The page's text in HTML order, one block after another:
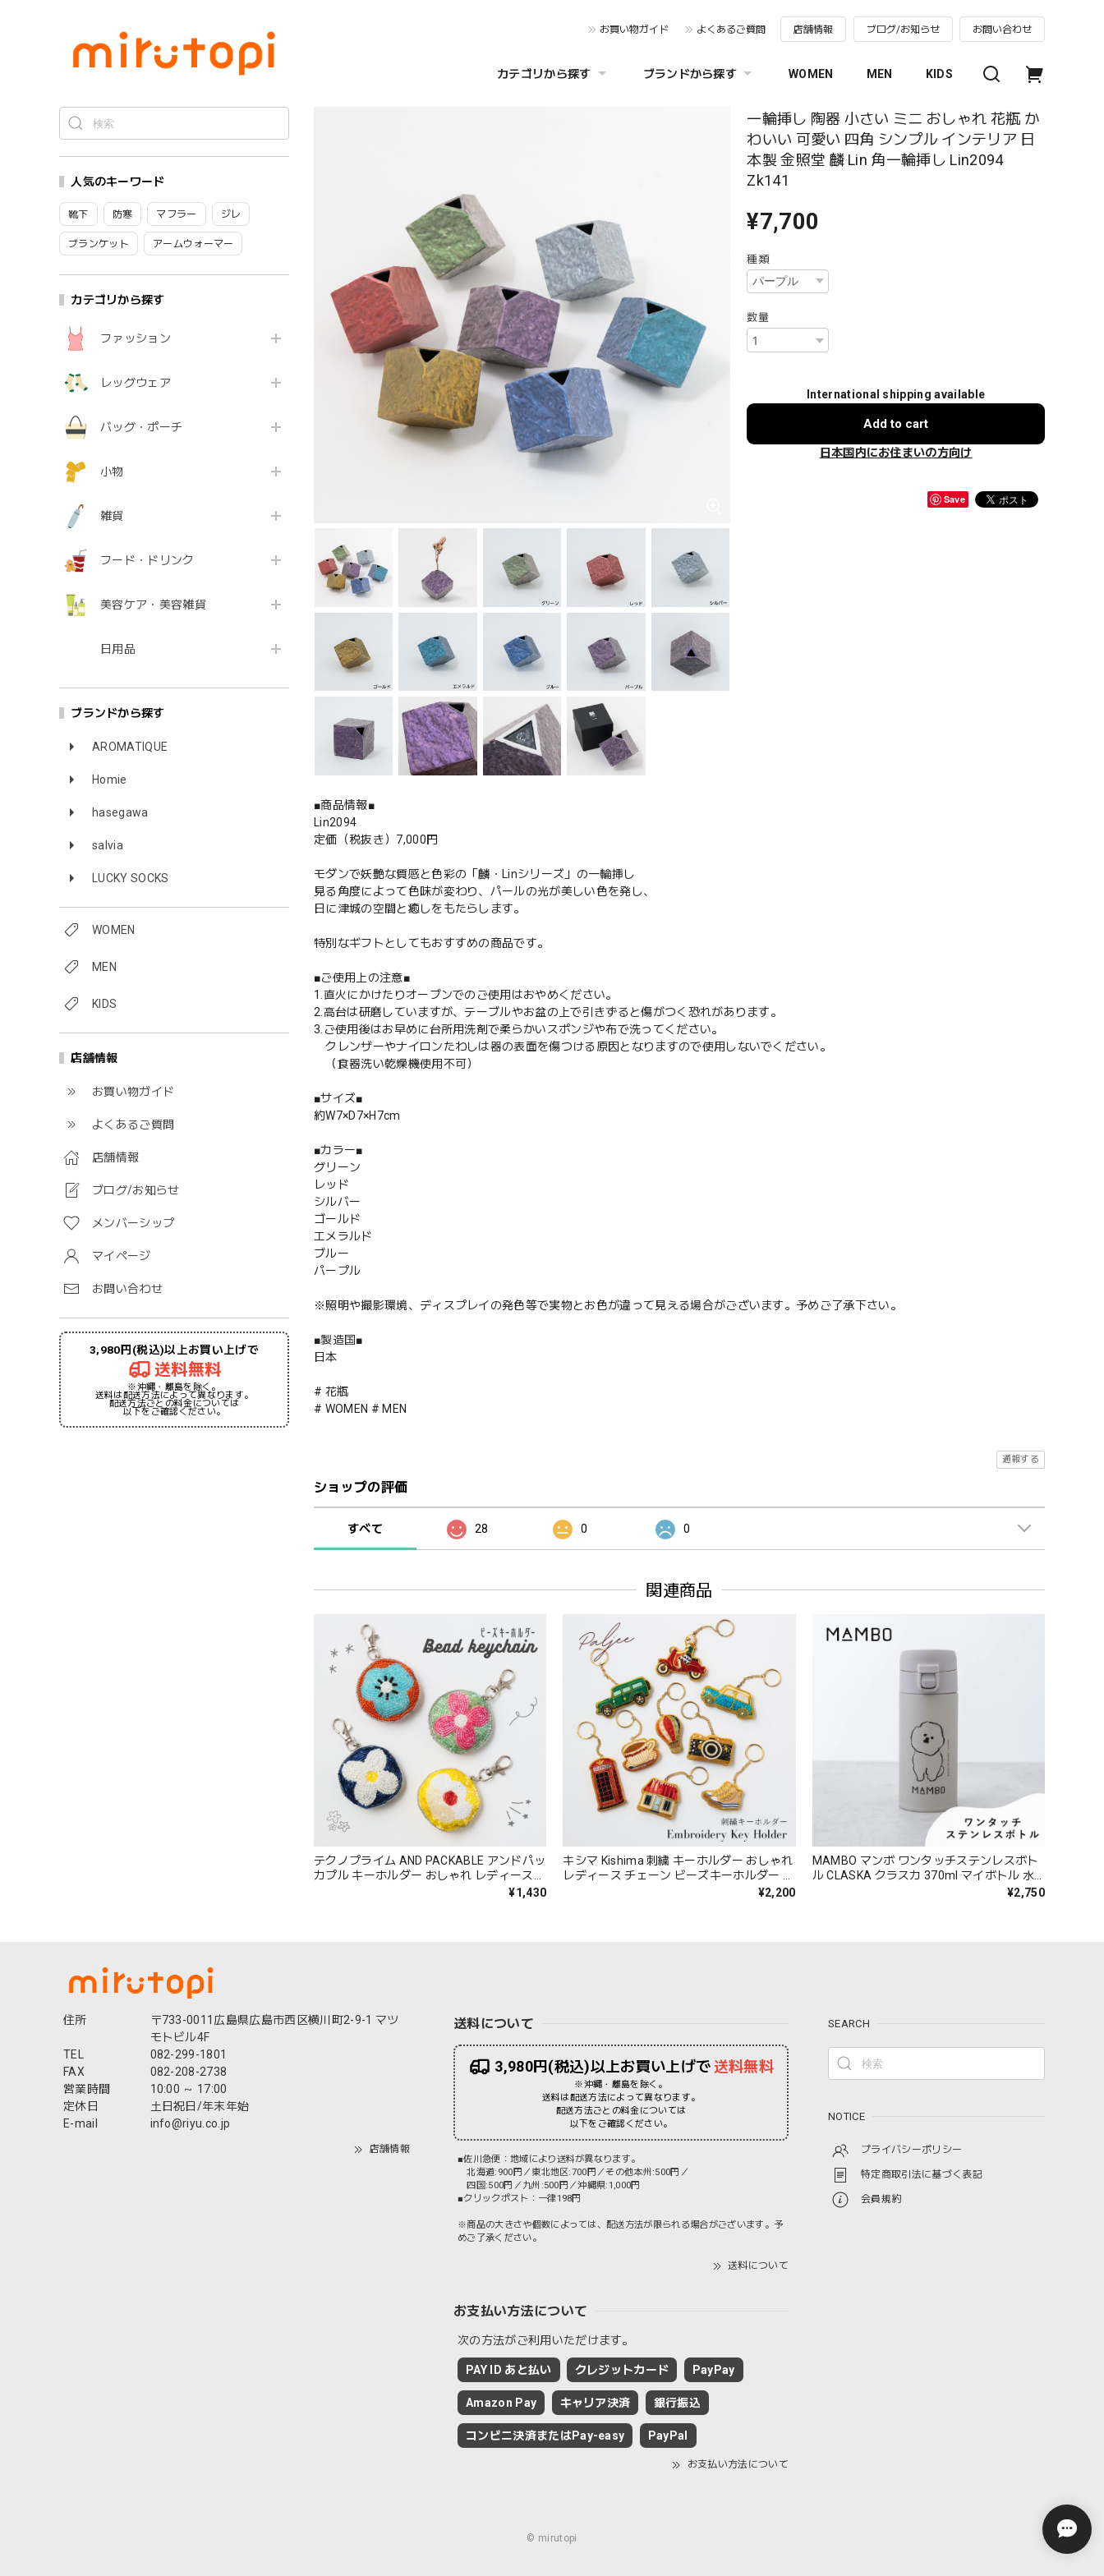
お買い物ガイド よくあるご質問 店舗情報 ブログ/お知らせ お問い合わせ
カテゴリから探す ブランドから探す WOMEN MEN KIDS
人気のキーワード
靴下 防寒 マフラー ジレ
ブランケット アームウォーマー
カテゴリから探す
ファッション
レッグウェア
バッグ・ポーチ
小物
雑貨
フード・ドリンク
美容ケア・美容雑貨
日用品
ブランドから探す
AROMATIQUE
Homie
hasegawa
salvia
LUCKY SOCKS
WOMEN
MEN
KIDS
店舗情報
お買い物ガイド
よくあるご質問
店舗情報
ブログ/お知らせ
メンバーシップ
マイページ
お問い合わせ
3,980円(税込)以上お買い上げで
送料無料
※沖縄・離島を除く。
送料は配送方法によって異なります。
配送方法ごとの料金については
以下をご確認ください。
一輪挿し 陶器 小さい ミニ おしゃれ 花瓶 か
わいい 可愛い 四角 シンプル インテリア 日
本製 金照堂 麟 Lin 角一輪挿し Lin2094
Zk141
¥7,700
種類
数量
International shipping available
Add to cart
日本国内にお住まいの方向け
Save
■商品情報■
Lin2094
定価（税抜き）7,000円
モダンで妖艶な質感と色彩の「麟・Linシリーズ」の一輪挿し
見る角度によって色味が変わり、パールの光が美しい色を発し、
日に津城の空間と癒しをもたらします。
特別なギフトとしてもおすすめの商品です。
■ご使用上の注意■
1.直火にかけたりオーブンでのご使用はおやめください。
2.高台は研磨していますが、テーブルやお盆の上で引きずると傷がつく恐れがあります。
3.ご使用後はお早めに台所用洗剤で柔らかいスポンジや布で洗ってください。
クレンザーやナイロンたわしは器の表面を傷つける原因となりますので使用しないでください。
（食器洗い乾燥機使用不可）
■サイズ■
約W7×D7×H7cm
■カラー■
グリーン
レッド
シルバー
ゴールド
エメラルド
ブルー
パープル
※照明や撮影環境、ディスプレイの発色等で実物とお色が違って見える場合がございます。予めご了承下さい。
■製造国■
日本
# 花瓶
# WOMEN # MEN
通報する
ショップの評価
すべて 28 0 0
関連商品
テクノプライム AND PACKABLE アンドパッ
カプル キーホルダー おしゃれ レディース
ビーズ ビーズキーホルダー 花柄 フィオーレ
¥1,430
キシマ Kishima 刺繍 キーホルダー おしゃれ
レディース チェーン ビーズキーホルダー ハ
ンドメイド インド製 プレゼント ギフト パ
¥2,200
MAMBO マンボ ワンタッチステンレスボト
ル CLASKA クラスカ 370ml マイボトル 水
筒 軽量 保温 保冷 広口 かわいい 塩川いづみ
¥2,750
住所
〒733-0011広島県広島市西区横川町2-9-1 マツ
モトビル4F
TEL
082-299-1801
FAX
082-208-2738
営業時間
10:00 ～ 17:00
定休日
土日祝日/年末年始
E-mail
info@riyu.co.jp
店舗情報
送料について
3,980円(税込)以上お買い上げで送料無料
※沖縄・離島を除く。
送料は配送方法によって異なります。
配送方法ごとの料金については
以下をご確認ください。
■佐川急便：地域により送料が異なります。
北海道:900円／東北地区:700円／その他本州:500円／
四国:500円／九州:500円／沖縄県:1,000円
■クリックポスト：一律198円
※商品の大きさや個数によっては、配送方法が限られる場合がございます。予
めご了承ください。
送料について
お支払い方法について
次の方法がご利用いただけます。
PAY ID あと払い クレジットカード PayPay
Amazon Pay キャリア決済 銀行振込
コンビニ決済またはPay-easy PayPal
お支払い方法について
SEARCH
NOTICE
プライバシーポリシー
特定商取引法に基づく表記
会員規約
© mirutopi